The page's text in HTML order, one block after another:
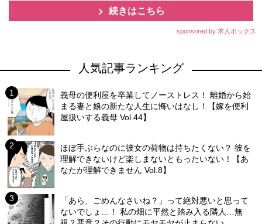
続きはこちら
sponsored by 求人ボックス
人気記事ランキング
義母の便利屋を卒業してノーストレス！ 離婚から始
まる妻と娘の新たな人生に悔いはなし！【嫁を便利
屋扱いする義母 Vol.44】
ほぼ手ぶらなのに彼女の荷物は持ちたくない？ 彼を
理解できないけど楽しまないともったいない！【あ
なたが理解できません Vol.8】
「あら、ごめんなさいね？」って絶対悪いと思って
ないでしょ…！ 私の畑に平然と踏み入る隣人…無